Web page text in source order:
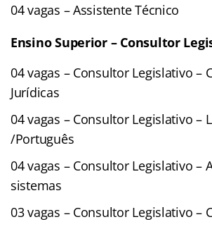
04 vagas – Assistente Técnico
Ensino Superior – Consultor
04 vagas – Consultor Legislativo –
Jurídicas
04 vagas – Consultor Legislativo –
/Português
04 vagas – Consultor Legislativo –
sistemas
03 vagas – Consultor Legislativo –